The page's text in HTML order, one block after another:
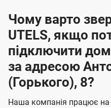
Чому варто
UTELS, якщо
підключити
за адресою
(Горького), 8?
Наша компанія працює на